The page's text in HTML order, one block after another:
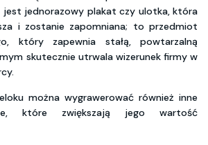
jest jednorazowy plakat czy ulotka, która
i zostanie zapomniana; to przedmiot
który zapewnia stałą, powtarzalną
skutecznie utrwala wizerunek firmy w
można wygrawerować również inne
które zwiększają jego wartość